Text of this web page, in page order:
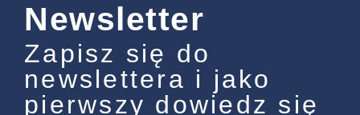
Newsletter
Zapisz się do
newslettera i jako
pierwszy dowiedz się